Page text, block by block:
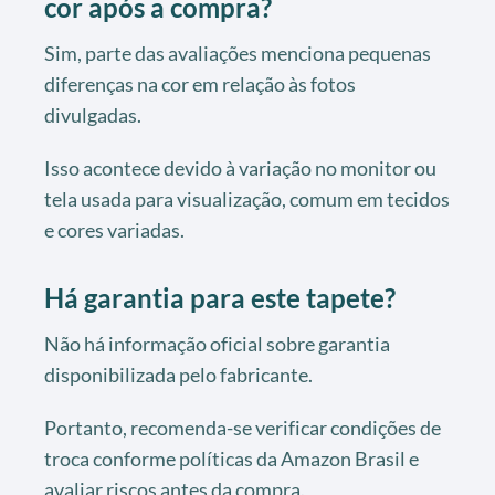
cor após a compra?
Sim, parte das avaliações menciona pequenas
diferenças na cor em relação às fotos
divulgadas.
Isso acontece devido à variação no monitor ou
tela usada para visualização, comum em tecidos
e cores variadas.
Há garantia para este tapete?
Não há informação oficial sobre garantia
disponibilizada pelo fabricante.
Portanto, recomenda-se verificar condições de
troca conforme políticas da Amazon Brasil e
avaliar riscos antes da compra.